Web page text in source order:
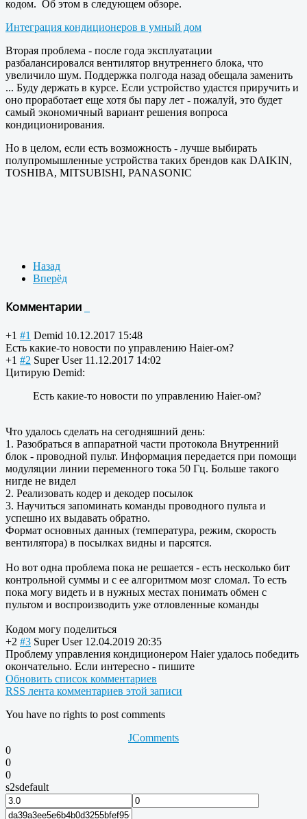
кодом. Об этом в следующем обзоре.
Интеграция кондиционеров в умный дом
Вторая проблема - после года эксплуатации
разбалансировался вентилятор внутреннего блока, что
увеличило шум. Поддержка полгода назад обещала заменить
... Буду держать в курсе. Если устройство удастся приручить и
оно проработает еще хотя бы пару лет - пожалуй, это будет
самый экономичный вариант решения вопроса
кондиционирования.
Но в целом, если есть возможность - лучше выбирать
полупромышленные устройства таких брендов как DAIKIN,
TOSHIBA, MITSUBISHI, PANASONIC
Назад
Вперёд
Комментарии
+1 #1 Demid 10.12.2017 15:48
Есть какие-то новости по управлению Haier-ом?
+1 #2 Super User 11.12.2017 14:02
Цитирую Demid:
Есть какие-то новости по управлению Haier-ом?
Что удалось сделать на сегодняшний день:
1. Разобраться в аппаратной части протокола Внутренний
блок - проводной пульт. Информация передается при помощи
модуляции линии переменного тока 50 Гц. Больше такого
нигде не видел
2. Реализовать кодер и декодер посылок
3. Научиться запоминать команды проводного пульта и
успешно их выдавать обратно.
Формат основных данных (температура, режим, скорость
вентилятора) в посылках видны и парсятся.
Но вот одна проблема пока не решается - есть несколько бит
контрольной суммы и с ее алгоритмом мозг сломал. То есть
пока могу видеть и в нужных местах понимать обмен с
пультом и воспроизводить уже отловленные команды
Кодом могу поделиться
+2 #3 Super User 12.04.2019 20:35
Проблему управления кондиционером Haier удалось победить
окончательно. Если интересно - пишите
Обновить список комментариев
RSS лента комментариев этой записи
You have no rights to post comments
JComments
0
0
0
s2sdefault